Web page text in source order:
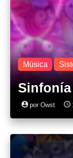
Música
account_circle por Owst access_time